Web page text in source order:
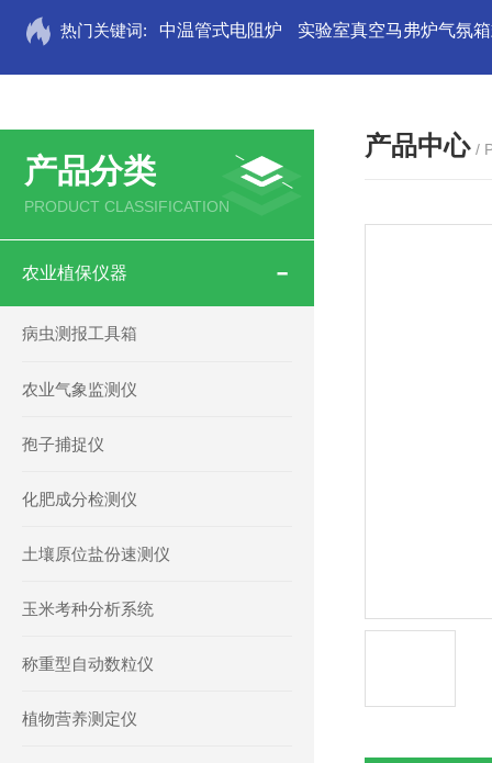
热门关键词: 中温管式电阻炉 实验室真空马弗炉气氛
产品分类
PRODUCT CLASSIFICATION
农业植保仪器
病虫测报工具箱
农业气象监测仪
孢子捕捉仪
化肥成分检测仪
土壤原位盐份速测仪
玉米考种分析系统
称重型自动数粒仪
植物营养测定仪
产品中心 /